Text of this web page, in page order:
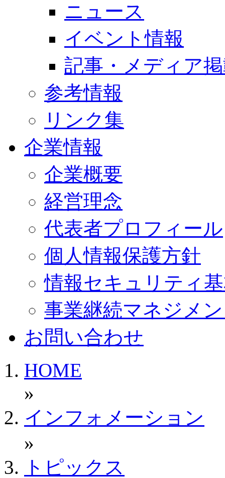
ニュース
イベント情報
記事・メディア
参考情報
リンク集
企業情報
企業概要
経営理念
代表者プロフィール
個人情報保護方針
情報セキュリティ
事業継続マネジメ
お問い合わせ
HOME
»
インフォメーション
»
トピックス